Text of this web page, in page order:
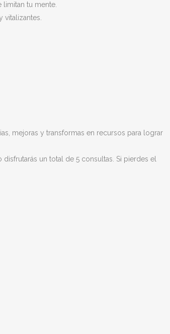
tu mente.
mejoras y transformas en recursos para lograr
un total de 5 consultas. Si pierdes el